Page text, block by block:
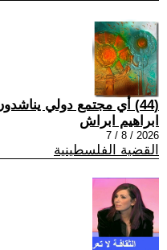
(44) أي مجتمع دولي يناشدون؟
ابراهيم ابراش
2026 / 8 / 7
القضية الفلسطينية